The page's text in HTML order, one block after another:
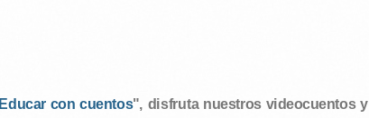
Educar con cuentos", disfruta nuestros videocuentos y